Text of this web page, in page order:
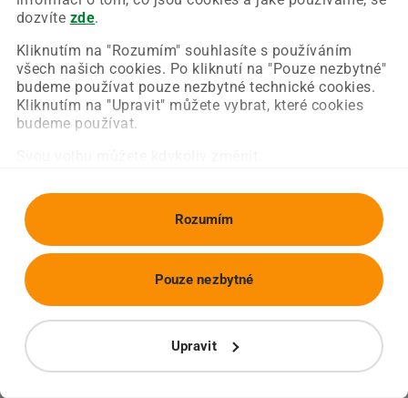
dozvíte zde.
Kliknutím na "Rozumím" souhlasíte s používáním
všech našich cookies. Po kliknutí na "Pouze nezbytné"
budeme používat pouze nezbytné technické cookies.
Kliknutím na "Upravit" můžete vybrat, které cookies
budeme používat.
Rozumím
Upravit
Pouze nezbytné
Zkuste prosím znovu načíst požadovanou stránku.
Obnovit stránku Úvodní strana